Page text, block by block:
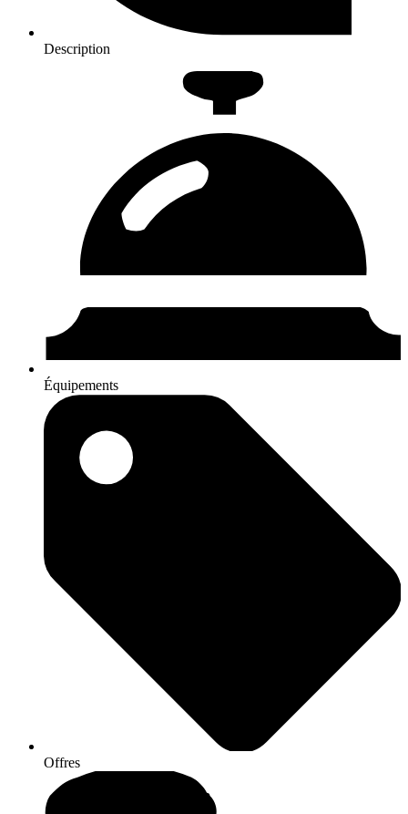
Description
Équipements
Offres